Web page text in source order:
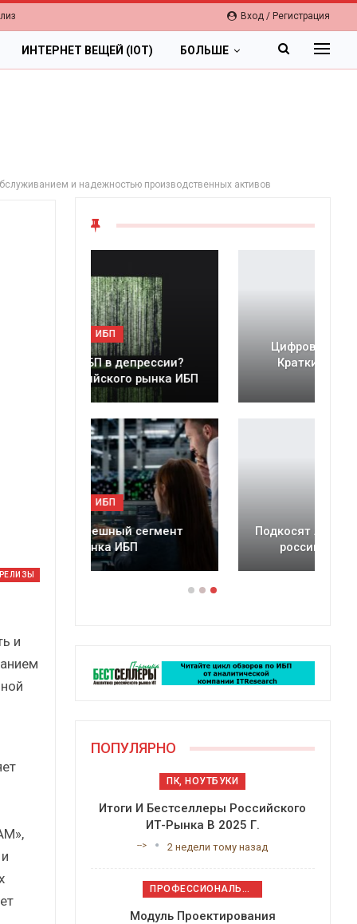
Вход / Регистрация
ИНТЕРНЕТ ВЕЩЕЙ (IOT) БОЛЬШЕ
и надежностью производственных активов
и
Цифровая экономика 2026.
Краткий статистический
сборник от…
ИБП
Подкосят ли глобальные угрозы
российский рынок ИБП?
ПОПУЛЯРНО
ПК, НОУТБУКИ
Итоги И Бестселлеры Российского
ИТ-Рынка В 2025 Г.
--> 2 недели тому назад
ПРОФЕССИОНАЛЬНОЕ ПРИКЛАДНОЕ ПО
Модуль Проектирования